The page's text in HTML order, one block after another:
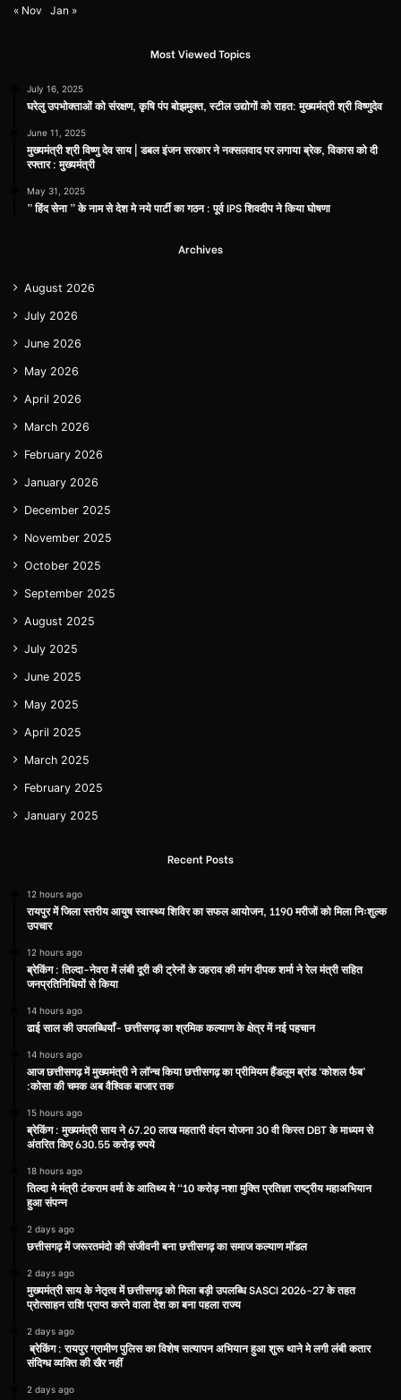
« Nov Jan »
Most Viewed Topics
July 16, 2025
घरेलु उपभोक्ताओं को संरक्षण, कृषि पंप बोझमुक्त, स्टील उद्योगों को राहत: मुख्यमंत्री श्री विष्णुदेव
June 11, 2025
मुख्यमंत्री श्री विष्णु देव साय | डबल इंजन सरकार ने नक्सलवाद पर लगाया ब्रेक, विकास को दी
रफ्तार : मुख्यमंत्री
May 31, 2025
” हिंद सेना ” के नाम से देश मे नये पार्टी का गठन : पूर्व IPS शिवदीप ने किया घोषणा
Archives
August 2026
July 2026
June 2026
May 2026
April 2026
March 2026
February 2026
January 2026
December 2025
November 2025
October 2025
September 2025
August 2025
July 2025
June 2025
May 2025
April 2025
March 2025
February 2025
January 2025
Recent Posts
12 hours ago
रायपुर में जिला स्तरीय आयुष स्वास्थ्य शिविर का सफल आयोजन, 1190 मरीजों को मिला निःशुल्क
उपचार
12 hours ago
ब्रेकिंग : तिल्दा-नेवरा में लंबी दूरी की ट्रेनों के ठहराव की मांग दीपक शर्मा ने रेल मंत्री सहित
जनप्रतिनिधियों से किया
14 hours ago
ढाई साल की उपलब्धियाँ- छत्तीसगढ़ का श्रमिक कल्याण के क्षेत्र में नई पहचान
14 hours ago
आज छत्तीसगढ़ में मुख्यमंत्री ने लॉन्च किया छत्तीसगढ़ का प्रीमियम हैंडलूम ब्रांड ‘कोशल फैब’
:कोसा की चमक अब वैश्विक बाजार तक
15 hours ago
ब्रेकिंग : मुख्यमंत्री साय ने 67.20 लाख महतारी वंदन योजना 30 वी किस्त DBT के माध्यम से
अंतरित किए 630.55 करोड़ रुपये
18 hours ago
तिल्दा मे मंत्री टंकराम वर्मा के आतिथ्य मे “10 करोड़ नशा मुक्ति प्रतिज्ञा राष्ट्रीय महाअभियान
हुआ संपन्न
2 days ago
छत्तीसगढ़ में जरूरतमंदो की संजीवनी बना छत्तीसगढ़ का समाज कल्याण मॉडल
2 days ago
मुख्यमंत्री साय के नेतृत्व में छत्तीसगढ़ को मिला बड़ी उपलब्धि SASCI 2026-27 के तहत
प्रोत्साहन राशि प्राप्त करने वाला देश का बना पहला राज्य
2 days ago
ब्रेकिंग : रायपुर ग्रामीण पुलिस का विशेष सत्यापन अभियान हुआ शुरू थाने मे लगी लंबी कतार
संदिग्ध व्यक्ति की खैर नहीं
2 days ago